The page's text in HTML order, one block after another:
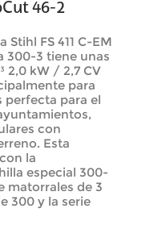
46-2
FS 411 C-EM
300-3 tiene unas
2,0 kW / 2,7 CV
para
perfecta para el
con
Esta
la
especial 300-
matorrales de 3
300 y la serie